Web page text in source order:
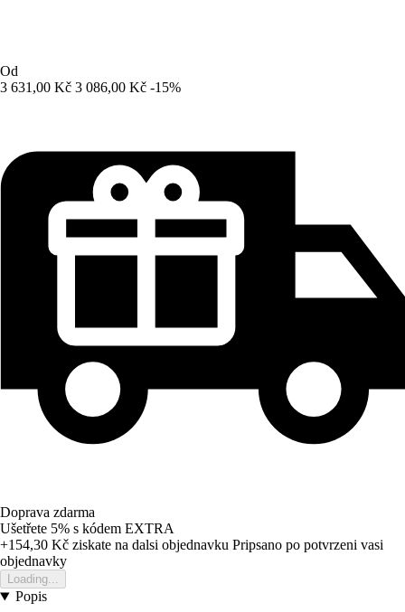
Od
3 631,00 Kč 3 086,00 Kč -15%
Doprava zdarma
Ušetřete 5% s kódem EXTRA
+154,30 Kč ziskate na dalsi objednavku Pripsano po potvrzeni vasi
objednavky
Loading...
Popis